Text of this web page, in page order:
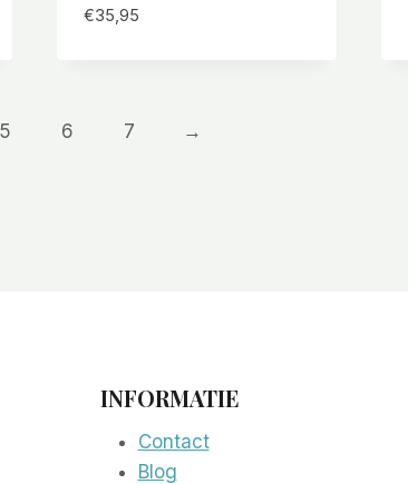
€35,95
5 6 7 →
INFORMATIE
Contact
Blog